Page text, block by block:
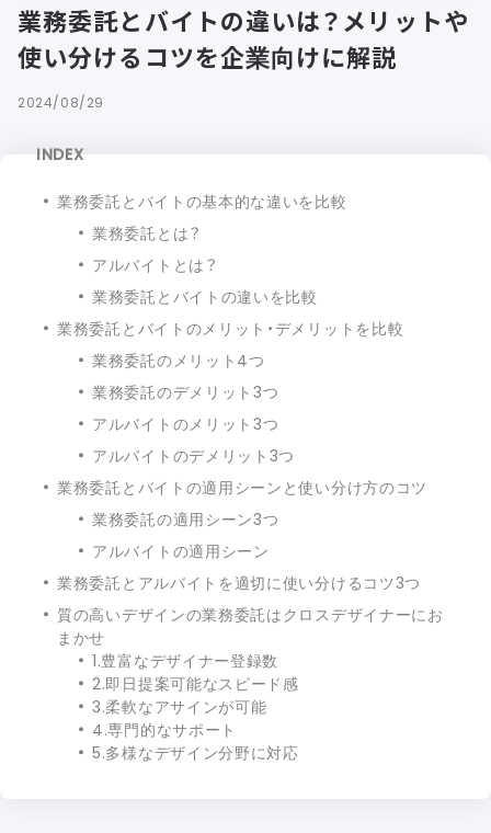
業務委託とバイトの違いは？メリットや
使い分けるコツを企業向けに解説
2024/08/29
INDEX
業務委託とバイトの基本的な違いを比較
業務委託とは？
アルバイトとは？
業務委託とバイトの違いを比較
業務委託とバイトのメリット・デメリットを比較
業務委託のメリット4つ
業務委託のデメリット3つ
アルバイトのメリット3つ
アルバイトのデメリット3つ
業務委託とバイトの適用シーンと使い分け方のコツ
業務委託の適用シーン3つ
アルバイトの適用シーン
業務委託とアルバイトを適切に使い分けるコツ3つ
質の高いデザインの業務委託はクロスデザイナーにお
まかせ
1.豊富なデザイナー登録数
2.即日提案可能なスピード感
3.柔軟なアサインが可能
4.専門的なサポート
5.多様なデザイン分野に対応